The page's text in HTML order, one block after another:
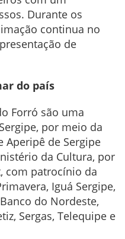
Durante os
continua no
de
do país
Forró são uma
por meio da
Aperipê de Sergipe
da Cultura, por
com patrocínio da
Iguá Sergipe,
do Nordeste,
Sergas, Telequipe e